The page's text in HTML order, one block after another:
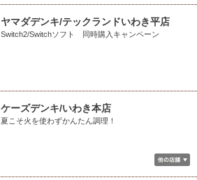
ヤマダデンキ/テックランドいわき平店
Switch2/Switchソフト 同時購入キャンペーン
ケーズデンキ/いわき本店
夏こそ火を使わずかんたん調理！